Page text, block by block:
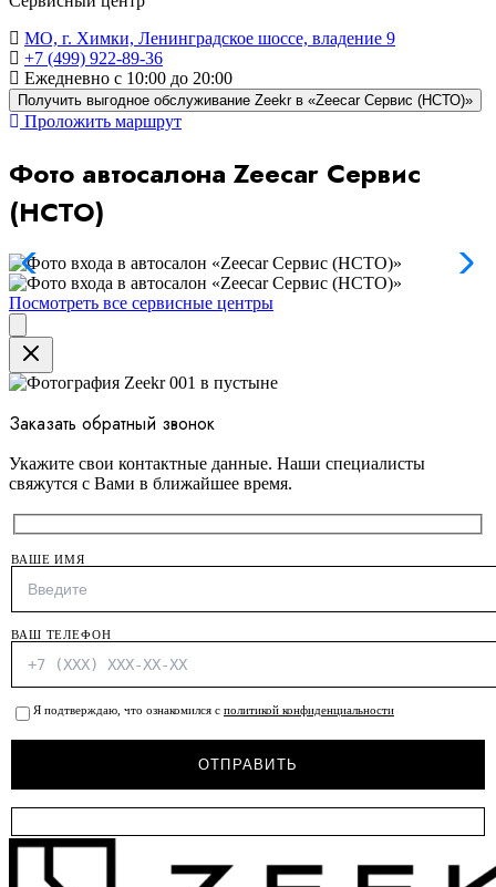
МО, г. Химки, Ленинградское шоссе, владение 9
+7 (499) 922-89-36
Ежедневно с 10:00 до 20:00
Получить выгодное обслуживание Zeekr в «Zeecar Сервис (НСТО)»
Проложить маршрут
Фото автосалона Zeecar Сервис
(НСТО)
Посмотреть все сервисные центры
Close
Заказать обратный звонок
Укажите свои контактные данные. Наши специалисты
свяжутся с Вами в ближайшее время.
ВАШЕ ИМЯ
ВАШ ТЕЛЕФОН
Я подтверждаю, что ознакомился с политикой конфиденциальности